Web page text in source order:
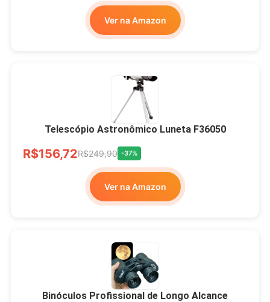
Ver na Amazon
Telescópio Astronômico Luneta F36050
R$156,72R$249,90 -37%
Ver na Amazon
Binóculos Profissional de Longo Alcance